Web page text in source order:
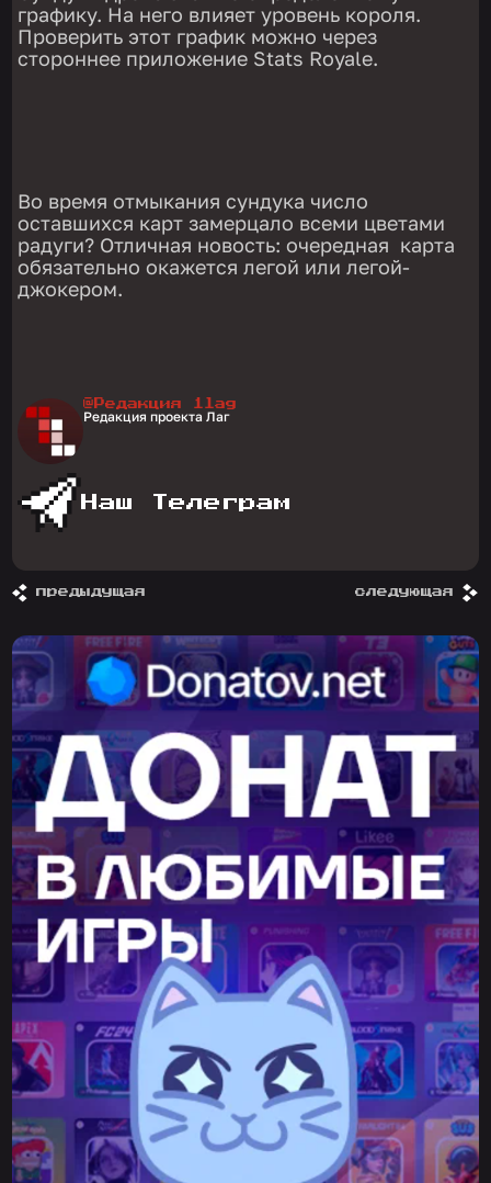
графику. На него влияет уровень короля.
Проверить этот график можно через
стороннее приложение Stats Royale.
Во время отмыкания сундука число
оставшихся карт замерцало всеми цветами
радуги? Отличная новость: очередная карта
обязательно окажется легой или легой-
джокером.
@Редакция 1lag
Редакция проекта Лаг
Наш Телеграм
предыдущая следующая